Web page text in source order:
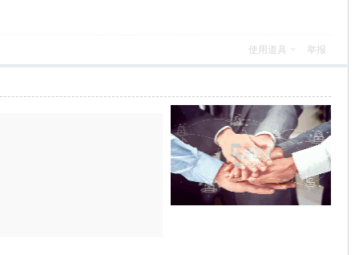
使用道具 举报